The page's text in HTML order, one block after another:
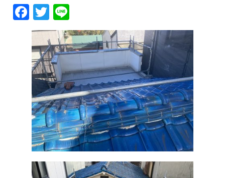
F
a
c
e
b
o
o
k
T
w
itt
er
n
e